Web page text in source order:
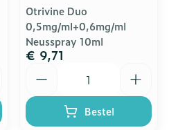
Otrivine Duo
0,5mg/ml+0,6mg/ml
Neusspray 10ml
€ 9,71
Bestel